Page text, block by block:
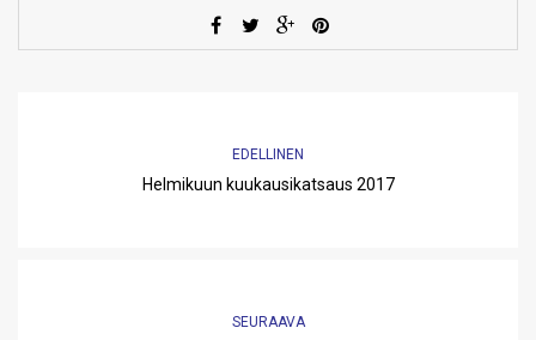
EDELLINEN
Helmikuun kuukausikatsaus 2017
SEURAAVA